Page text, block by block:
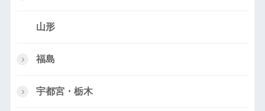
山形
福島
宇都宮・栃木